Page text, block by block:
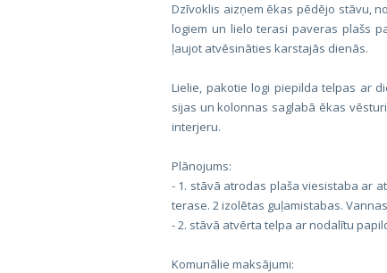
Dzīvoklis aizņem ēkas pēdējo stāvu,
logiem un lielo terasi paveras plašs
ļaujot atvēsināties karstajās dienās.
Lielie, pakotie logi piepilda telpas ar
sijas un kolonnas saglabā ēkas
interjeru.
Plānojums:
- 1. stāvā atrodas plaša viesistaba ar
terase. 2 izolētas guļamistabas.
- 2. stāvā atvērta telpa ar nodalītu
Komunālie maksājumi: